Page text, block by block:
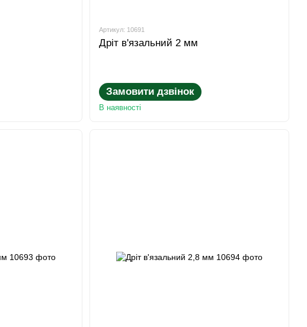
Артикул: 10691
Дріт в'язальний 2 мм
Замовити дзвінок
В наявності